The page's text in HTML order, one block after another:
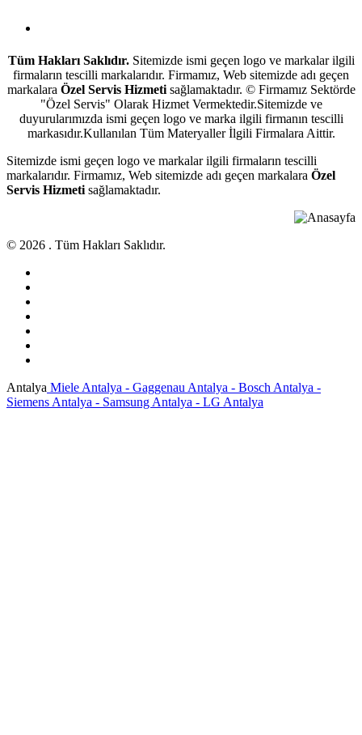
Tüm Hakları Saklıdır. Sitemizde ismi geçen logo ve markalar ilgili
firmaların tescilli markalarıdır. Firmamız, Web sitemizde adı geçen
markalara Özel Servis Hizmetisağlamaktadır. © Firmamız Sektörde
"Özel Servis" Olarak Hizmet Vermektedir.Sitemizde ve
duyurularımızda ismi geçen logo ve marka ilgili firmanın tescilli
markasıdır.Kullanılan Tüm Materyaller İlgili Firmalara Aittir.
Sitemizde ismi geçen logo ve markalar ilgili firmaların tescilli
markalarıdır. Firmamız, Web sitemizde adı geçen markalara Özel
Servis Hizmeti sağlamaktadır.
© 2026 . Tüm Hakları Saklıdır.
Antalya Miele Antalya - Gaggenau Antalya - Bosch Antalya -
Siemens Antalya - Samsung Antalya - LG Antalya